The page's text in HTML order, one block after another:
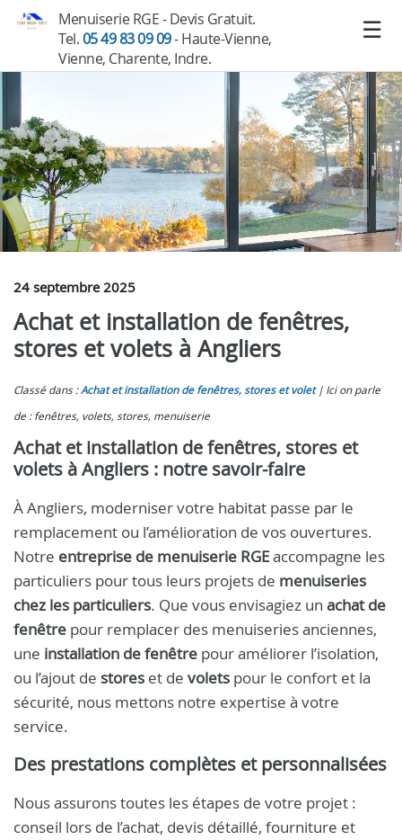
Menuiserie RGE - Devis Gratuit.
Tel.05 49 83 09 09- Haute-Vienne,
Vienne, Charente, Indre.
24 septembre 2025
Achat et installation de fenêtres,
stores et volets à Angliers
Classé dans :Achat et installation de fenêtres, stores et volet
Ici on parle
de : fenêtres, volets, stores, menuiserie
Achat et installation de fenêtres, stores et
volets à Angliers : notre savoir-faire
À Angliers, moderniser votre habitat passe par le
remplacement ou l’amélioration de vos ouvertures.
Notre entreprise de menuiserie RGEaccompagne les
particuliers pour tous leurs projets de menuiseries
chez les particuliers. Que vous envisagiez un achat de
fenêtre pour remplacer des menuiseries anciennes,
une installation de fenêtre pour améliorer l’isolation,
ou l’ajout de stores et de volets pour le confort et la
sécurité, nous mettons notre expertise à votre
service.
Des prestations complètes et personnalisées
Nous assurons toutes les étapes de votre projet :
conseil lors de l’achat, devis détaillé, fourniture et